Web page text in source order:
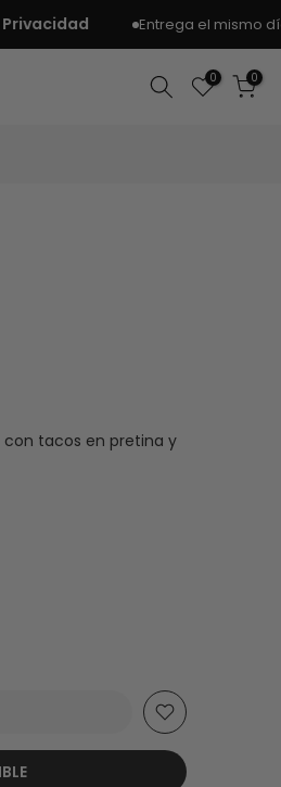
Entrega el mismo día |
0 0
con tacos en pretina y